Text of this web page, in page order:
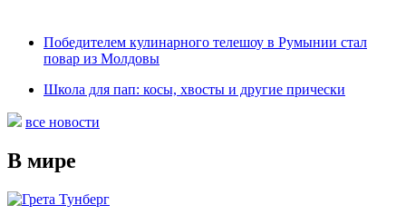
Победителем кулинарного телешоу в Румынии стал
повар из Молдовы
Школа для пап: косы, хвосты и другие прически
все новости
В мире